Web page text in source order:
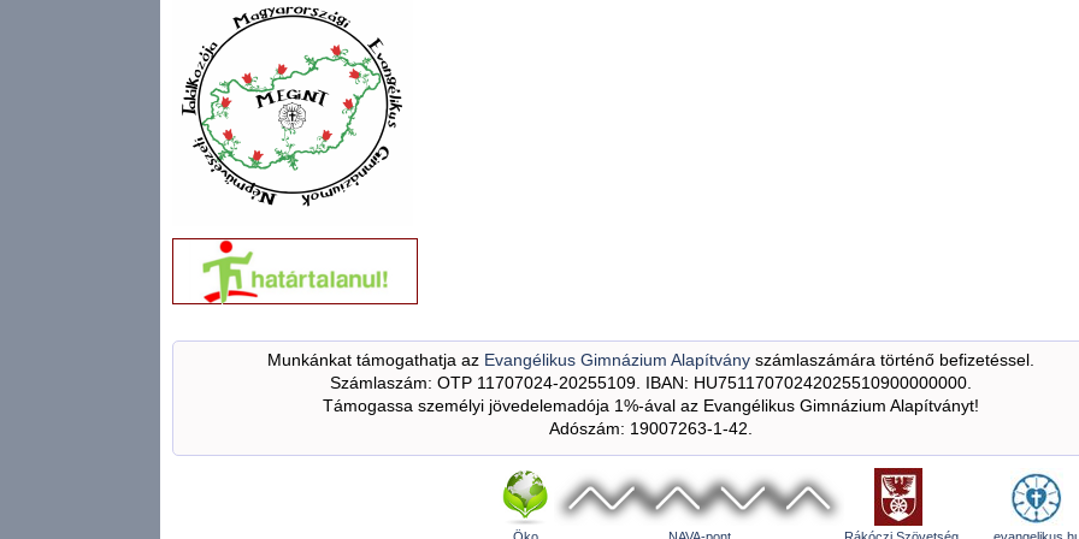
Munkánkat támogathatja az Evangélikus Gimnázium Alapítványszámlaszámára történő befizetéssel.
Számlaszám: OTP 11707024-20255109. IBAN: HU75117070242025510900000000.
Támogassa személyi jövedelemadója 1%-ával az Evangélikus Gimnázium Alapítványt!
Adószám: 19007263-1-42.